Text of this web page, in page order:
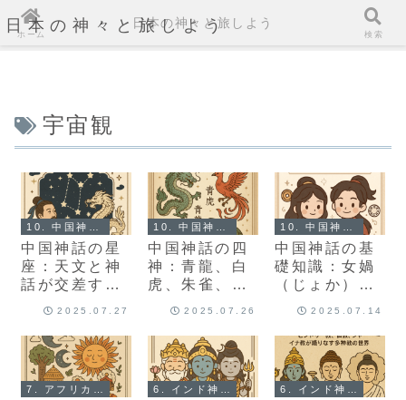
日本の神々と旅しよう
宇宙観
中国神話の星
座：天文と神
話が交差する
2025.07.27
中国神話の四
神：青龍、白
虎、朱雀、玄
2025.07.26
中国神話の基
礎知識：女媧
（じょか）や
は？
2025.07.14
ホーム
日本の神々と旅しよう
検索